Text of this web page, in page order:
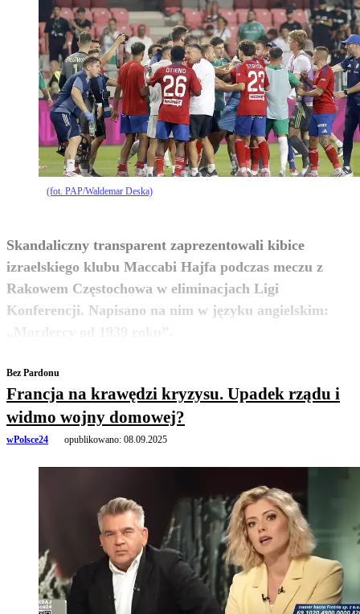
(fot. PAP/Waldemar Deska)
Skandaliczny transparent zaprezentowali kibice
izraelskiego klubu Maccabi Hajfa podczas meczu z
Rakowem Częstochowa w eliminacjach Ligi
Konferencji. Napisano na nim w języku angielskim:
zobacz więcej
Bez Pardonu
Francja na krawędzi kryzysu. Upadek rządu i
widmo wojny domowej?
wPolsce24 opublikowano: 08.09.2025